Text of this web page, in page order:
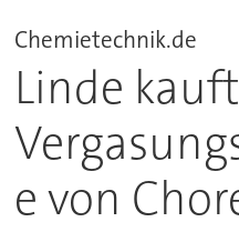
Chemietechnik.de
Linde
e von